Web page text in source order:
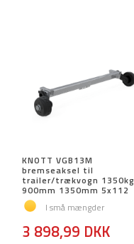
KNOTT VGB13M
bremseaksel til
trailer/trækvogn 1350kg
900mm 1350mm 5x112
I små mængder
3 898,99 DKK